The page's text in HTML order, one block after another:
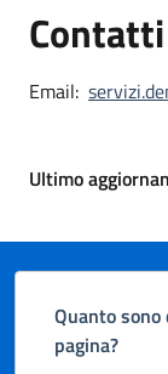
Contatti
Email:
Ultimo
Quanto
pagina?